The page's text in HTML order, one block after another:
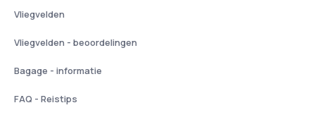
Vliegvelden
Vliegvelden - beoordelingen
Bagage - informatie
FAQ - Reistips